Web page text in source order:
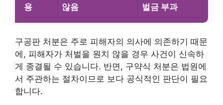
용
않음
벌금 부과
구공판 처분은 주로 피해자의 의사에 의존하기 때문
에, 피해자가 처벌을 원치 않을 경우 사건이 신속하
게 종결될 수 있습니다. 반면, 구약식 처분은 법원에
서 주관하는 절차이므로 보다 공식적인 판단이 필요
합니다.